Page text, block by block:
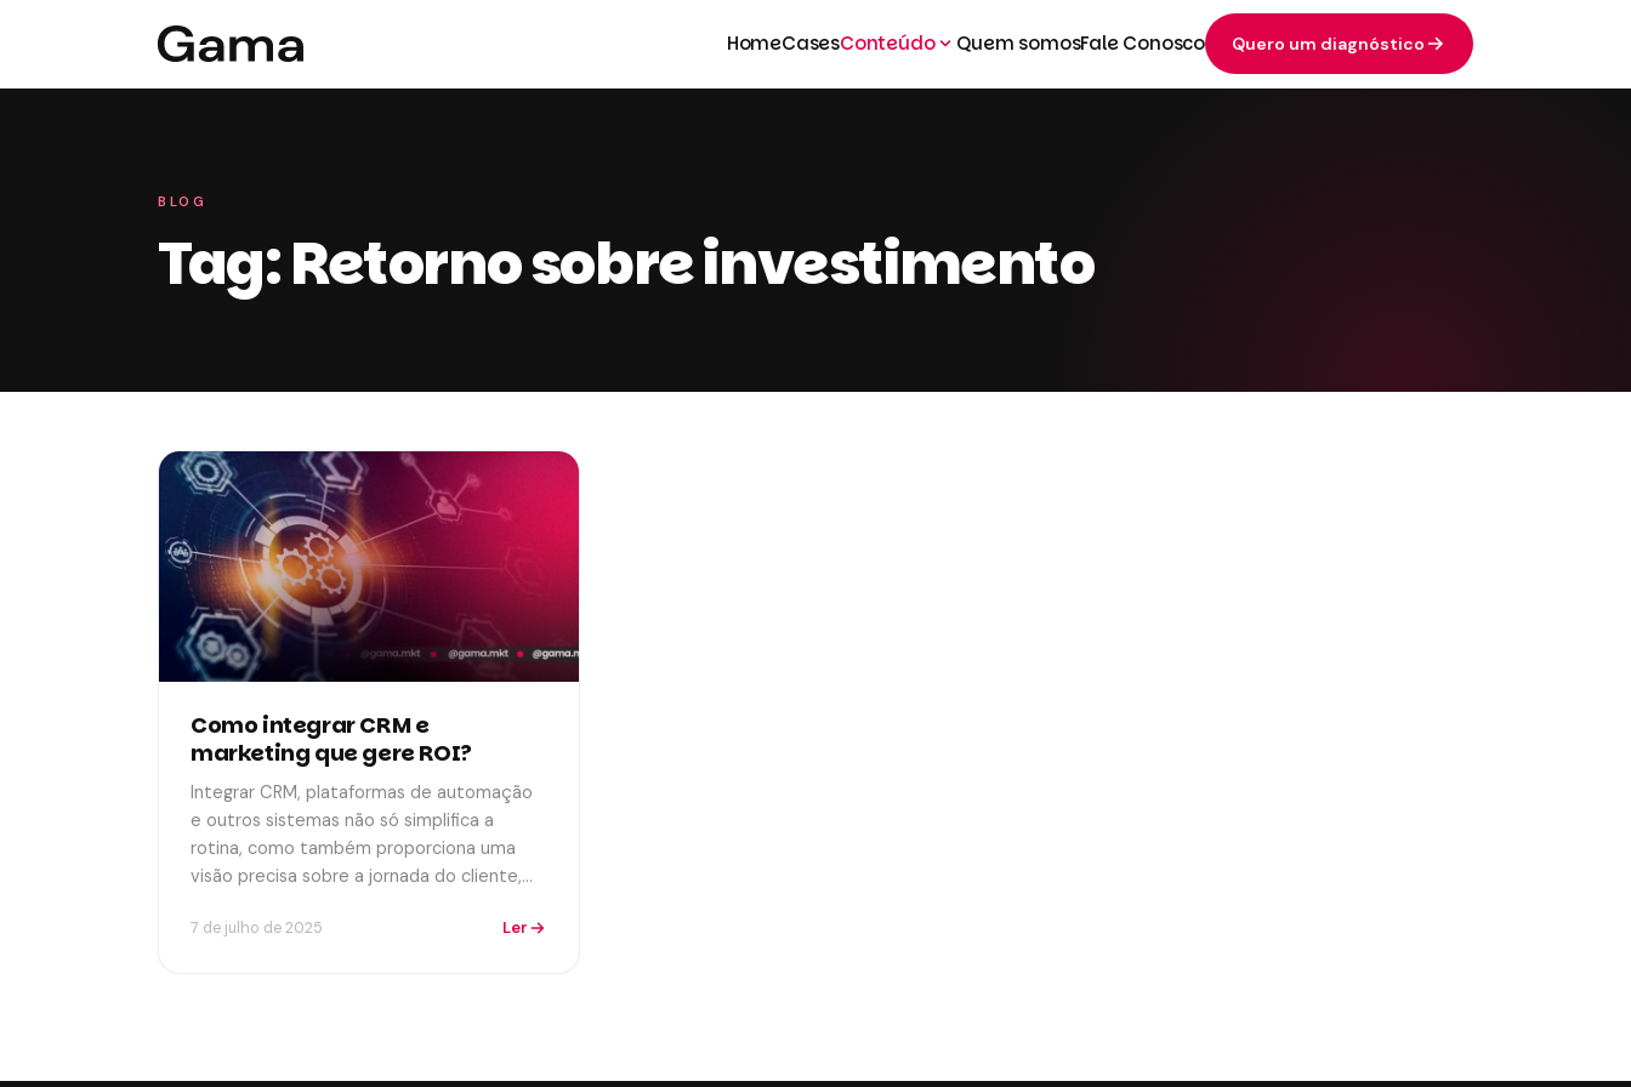
HomeCasesConteúdo Quem somosFale Conosco Quero um diagnóstico
BLOG
Tag: Retorno sobre investimento
Como integrar CRM e
marketing que gere ROI?
Integrar CRM, plataformas de automação
e outros sistemas não só simplifica a
rotina, como também proporciona uma
visão precisa sobre a jornada do cliente,…
7 de julho de 2025 Ler